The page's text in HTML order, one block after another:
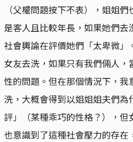
（父權問題按下不表），姐姐
是客人且比較年長，如果她們
社會輿論在評價她們「太卑微」
女友去洗，如果只有我們倆人，
性的問題。但在那個情況下，我
洗，大概會得到以姐姐姐夫們
評」（某種乖巧的性格？），但
也意識到了這種社會壓力的存在